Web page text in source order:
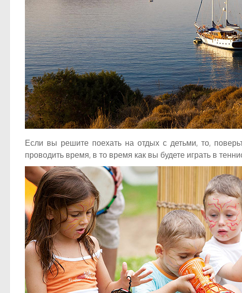
Если вы решите поехать на отдых с детьми, то,
проводить время, в то время как вы будете играть в